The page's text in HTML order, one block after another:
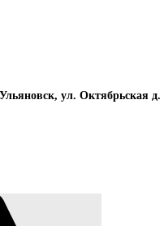
ул. Октябрьская д.